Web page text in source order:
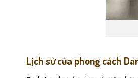
Lịch sử của phong cách